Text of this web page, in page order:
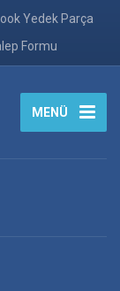
Yedek Parça
Formu
MENÜ